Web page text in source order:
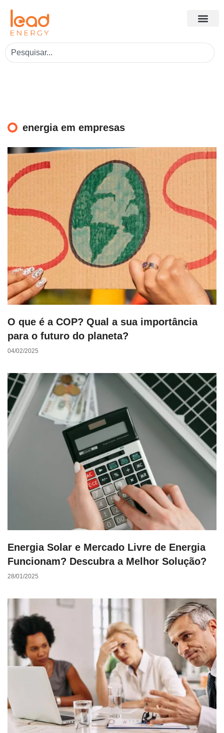
energia em empresas
O que é a COP? Qual a sua importância
para o futuro do planeta?
04/02/2025
Energia Solar e Mercado Livre de Energia
Funcionam? Descubra a Melhor Solução?
28/01/2025